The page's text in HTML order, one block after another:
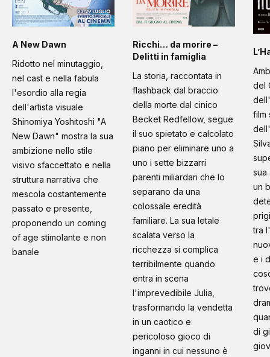
A New Dawn
Ridotto nel minutaggio,
nel cast e nella fabula
l'esordio alla regia
dell'artista visuale
Shinomiya Yoshitoshi "A
New Dawn" mostra la sua
ambizione nello stile
visivo sfaccettato e nella
struttura narrativa che
mescola costantemente
passato e presente,
proponendo un coming
of age stimolante e non
banale
Ricchi… da morire –
Delitti in famiglia
La storia, raccontata in
flashback dal braccio
della morte dal cinico
Becket Redfellow, segue
il suo spietato e calcolato
piano per eliminare uno a
uno i sette bizzarri
parenti miliardari che lo
separano da una
colossale eredità
familiare. La sua letale
scalata verso la
ricchezza si complica
terribilmente quando
entra in scena
l'imprevedibile Julia,
trasformando la vendetta
in un caotico e
pericoloso gioco di
inganni in cui nessuno è
del
film
sua
un
tra
e i
di